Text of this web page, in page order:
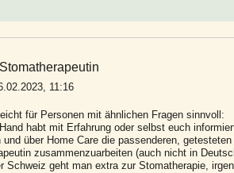
11:16
für Personen mit ähnlichen Fragen sinnvoll:
habt mit Erfahrung oder selbst euch
und über Home Care die passenderen,
zusammenzuarbeiten (auch nicht in
Schweiz geht man extra zur Stomatherapie,